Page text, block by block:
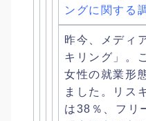
ングに関する
昨今、メディ
キリング」。
女性の就業形
ました。
リス
は38％、フリ